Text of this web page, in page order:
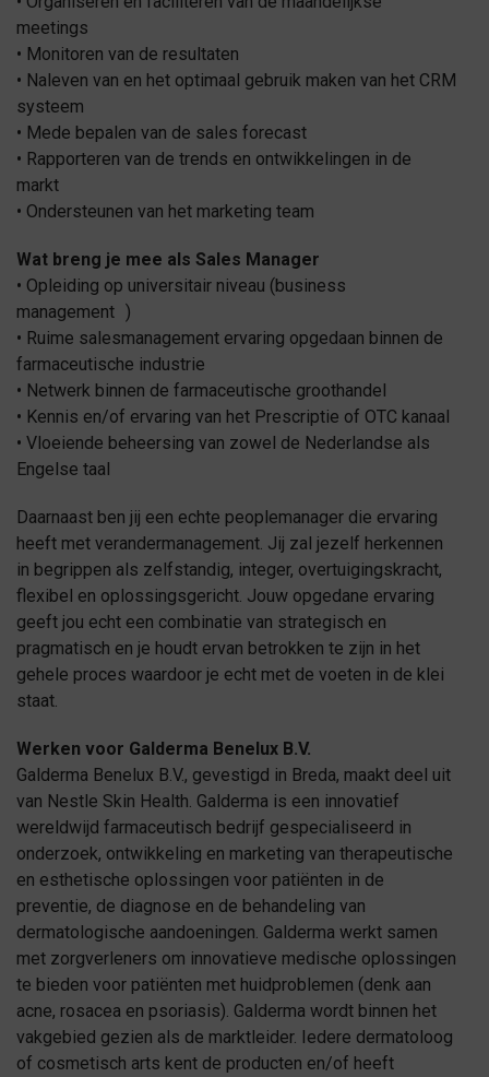
meetings
• Monitoren van de resultaten
• Naleven van en het optimaal gebruik maken van het CRM
systeem
• Mede bepalen van de sales forecast
• Rapporteren van de trends en ontwikkelingen in de
markt
• Ondersteunen van het marketing team
Wat breng je mee als Sales Manager
• Opleiding op universitair niveau (business
management )
• Ruime salesmanagement ervaring opgedaan binnen de
farmaceutische industrie
• Netwerk binnen de farmaceutische groothandel
• Kennis en/of ervaring van het Prescriptie of OTC kanaal
• Vloeiende beheersing van zowel de Nederlandse als
Engelse taal
Daarnaast ben jij een echte peoplemanager die ervaring
heeft met verandermanagement. Jij zal jezelf herkennen
in begrippen als zelfstandig, integer, overtuigingskracht,
flexibel en oplossingsgericht. Jouw opgedane ervaring
geeft jou echt een combinatie van strategisch en
pragmatisch en je houdt ervan betrokken te zijn in het
gehele proces waardoor je echt met de voeten in de klei
staat.
Werken voor Galderma Benelux B.V.
Galderma Benelux B.V., gevestigd in Breda, maakt deel uit
van Nestle Skin Health. Galderma is een innovatief
wereldwijd farmaceutisch bedrijf gespecialiseerd in
onderzoek, ontwikkeling en marketing van therapeutische
en esthetische oplossingen voor patiënten in de
preventie, de diagnose en de behandeling van
dermatologische aandoeningen. Galderma werkt samen
met zorgverleners om innovatieve medische oplossingen
te bieden voor patiënten met huidproblemen (denk aan
acne, rosacea en psoriasis). Galderma wordt binnen het
vakgebied gezien als de marktleider. Iedere dermatoloog
of cosmetisch arts kent de producten en/of heeft